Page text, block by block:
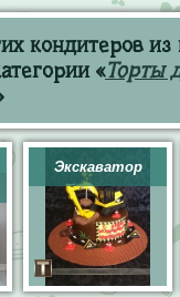
кондитеров из
«Торты
Экскаватор